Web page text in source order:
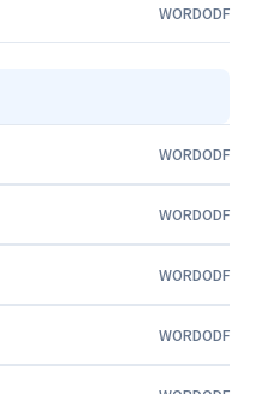
WORDODF
WORDODF
WORDODF
WORDODF
WORDODF